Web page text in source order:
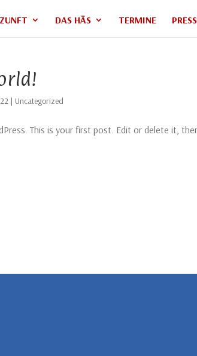
DAS HÄS TERMINE
| Uncategorized
This is your first post. Edit or delete it,